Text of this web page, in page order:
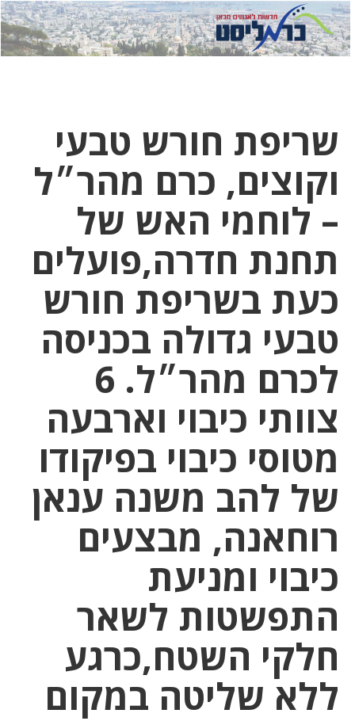
לחץ
כאן
לחץ
כדי
שריפת חורש טבעי
וקוצים, כרם מהר״ל
– לוחמי האש של
תחנת חדרה,פועלים
כעת בשריפת חורש
טבעי גדולה בכניסה
לכרם מהר״ל. 6
צוותי כיבוי וארבעה
מטוסי כיבוי בפיקודו
של להב משנה ענאן
רוחאנה, מבצעים
כיבוי ומניעת
התפשטות לשאר
חלקי השטח,כרגע
ללא שליטה במקום